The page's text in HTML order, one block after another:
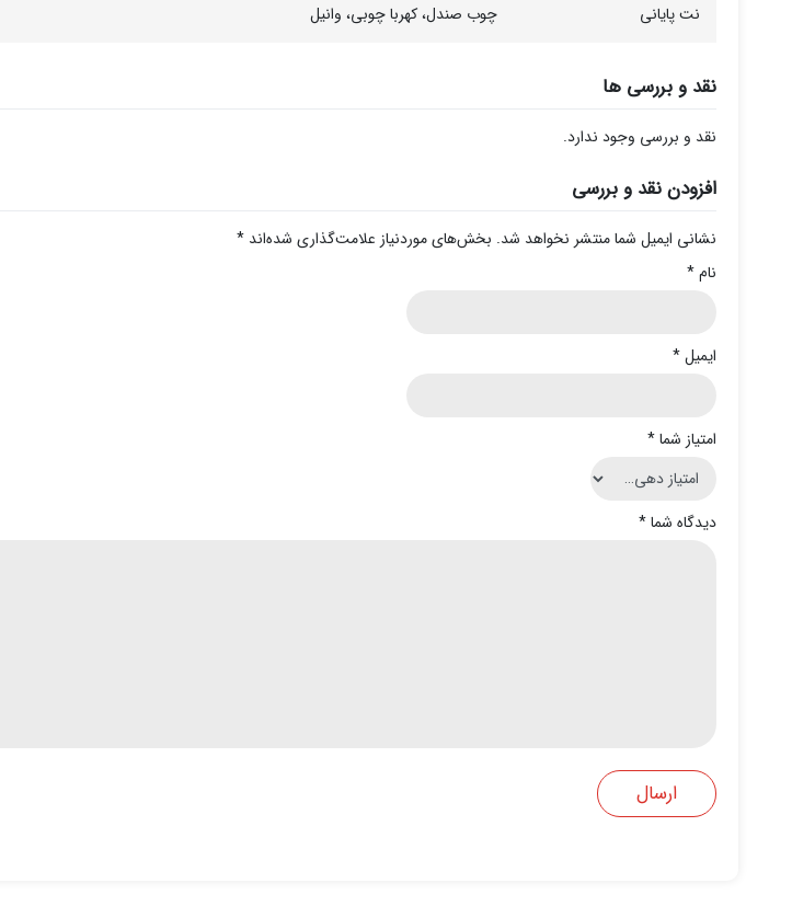
نت پایانی چوب صندل، کهربا چوبی، وانیل
نقد و بررسی ها
نقد و بررسی وجود ندارد.
افزودن نقد و بررسی
نشانی ایمیل شما منتشر نخواهد شد. بخش‌های موردنیاز علامت‌گذاری شده‌اند *
نام*
ایمیل*
امتیاز شما*
دیدگاه شما*